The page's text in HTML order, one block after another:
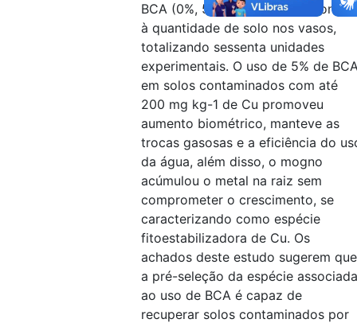
BCA (0%, 5% e 10%) proporcionais
à quantidade de solo nos vasos,
totalizando sessenta unidades
experimentais. O uso de 5% de
em solos contaminados com até
200 mg kg-1 de Cu promoveu
aumento biométrico, manteve as
trocas gasosas e a eficiência do
da água, além disso, o mogno
acúmulou o metal na raiz sem
comprometer o crescimento, se
caracterizando como espécie
fitoestabilizadora de Cu. Os
achados deste estudo sugerem que
a pré-seleção da espécie associada
ao uso de BCA é capaz de
recuperar solos contaminados por